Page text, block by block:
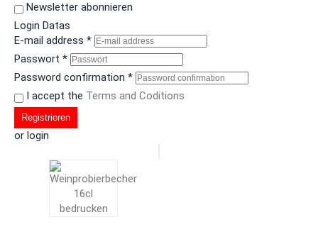
Newsletter abonnieren
Login Datas
E-mail address *
Passwort *
Password confirmation *
I accept the Terms and Coditions
Registrieren
or login